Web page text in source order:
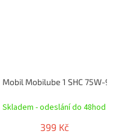
Mobil Mobilube 1 SHC 75W-90 1 l
Skladem - odeslání do 48hod
399 Kč